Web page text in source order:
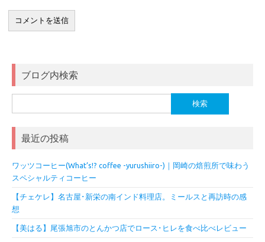
ブログ内検索
索:
最近の投稿
ワッツコーヒー(What’s!? coffee -yurushiiro-)｜岡崎の焙煎所で味わう
スペシャルティコーヒー
【チェケレ】名古屋･新栄の南インド料理店。ミールスと再訪時の感
想
【美はる】尾張旭市のとんかつ店でロース･ヒレを食べ比べレビュー